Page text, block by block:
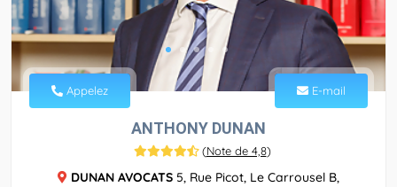
Appelez E-mail
ANTHONY DUNAN
(Note de 4,8)
DUNAN AVOCATS 5, Rue Picot, Le Carrousel B,